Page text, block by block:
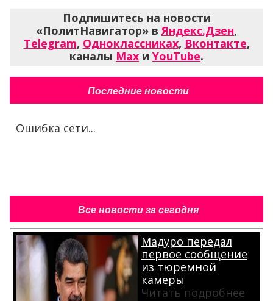
Подпишитесь на новости
«ПолитНавигатор» вЯндекс.Дзен,
Telegram, Одноклассниках, Вконтакте,
каналы Max и YouTube.
Последние новости
Ошибка сети...
Все новости за сегодня
Мадуро передал
первое сообщение
из тюремной
камеры
Читать подробнее